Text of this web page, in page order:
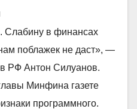
Слабину в финансах
поблажек не даст», —
РФ Антон Силуанов.
Минфина газете
программного.